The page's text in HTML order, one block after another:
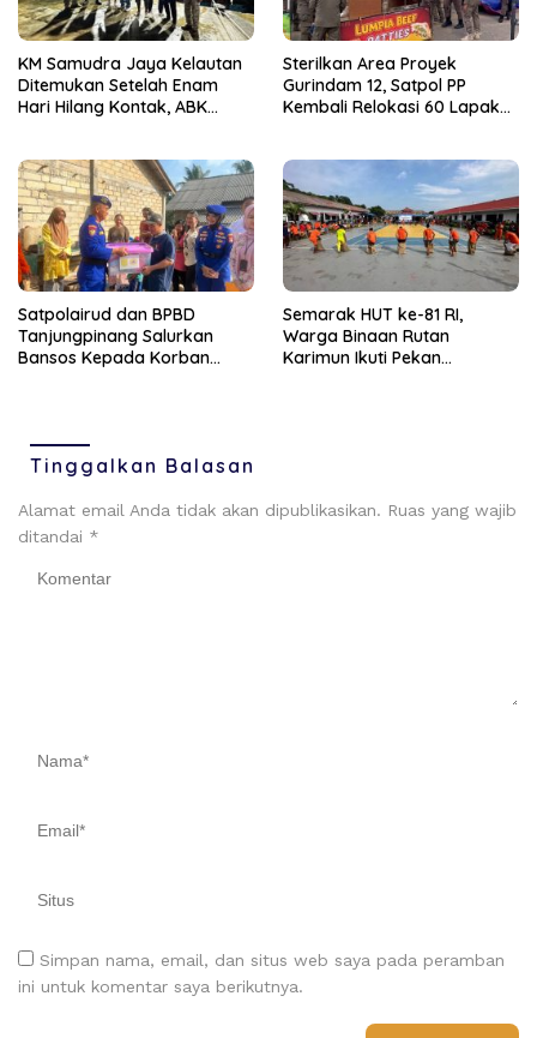
KM Samudra Jaya Kelautan
Ditemukan Setelah Enam
Hari Hilang Kontak, ABK
Sterilkan Area Proyek
Gurindam 12, Satpol PP
Kembali Relokasi 60 Lapak
Satpolairud dan BPBD
Tanjungpinang Salurkan
Bansos Kepada Korban
Semarak HUT ke-81 RI,
Warga Binaan Rutan
Karimun Ikuti Pekan
Tinggalkan Balasan
Alamat email Anda tidak akan dipublikasikan. Ruas yang wajib
ditandai *
Simpan nama, email, dan situs web saya pada peramban
ini untuk komentar saya berikutnya.